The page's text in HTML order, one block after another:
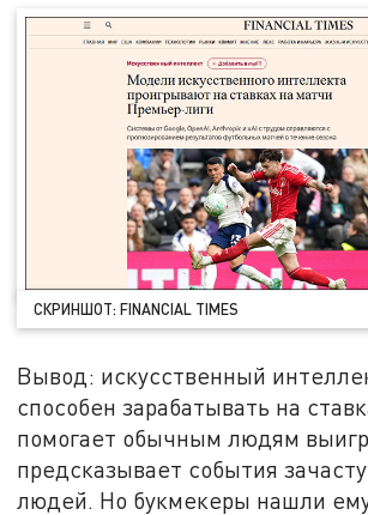
СКРИНШОТ: FINANCIAL TIMES
Вывод: искусственный
способен зарабатывать на
помогает обычным людям
предсказывает события
людей. Но букмекеры нашли